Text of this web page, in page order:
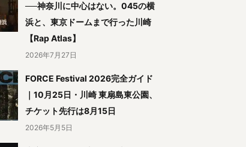
──神奈川に中心はない。045の横
浜と、東京ドームまで行った川崎
【Rap Atlas】
2026年7月27日
FORCE Festival 2026完全ガイド
｜10月25日・川崎 東扇島東公園、
チケット先行は8月15日
2026年5月5日